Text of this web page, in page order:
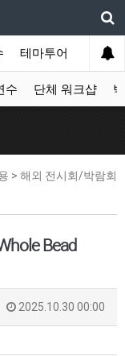
테마투어 데이투
수 단체 워크샵
> 해외 전시회/박람회
Bead
2025.10.30 00:00